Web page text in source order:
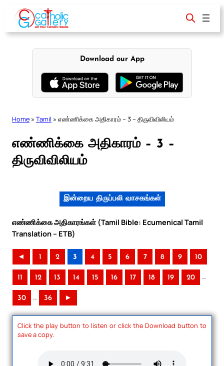
content
Download our App
Home » Tamil » எண்ணிக்கை அதிகாரம் – 3 – திருவிவிலியம்
எண்ணிக்கை அதிகாரம் – 3 –
திருவிவிலியம்
இன்றைய திருப்பலி வாசகங்கள்
எண்ணிக்கை அதிகாரங்கள் (Tamil Bible: Ecumenical Tamil
Translation – ETB)
◄ 1 2 3 4 5 6 7 8 9 10
11 12 13 14 15 16 17 18 19 20 ..
30 .. 36 ►
Click the play button to listen or click the Download button to
save a copy.